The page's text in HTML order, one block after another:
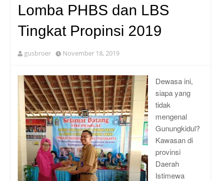
Lomba PHBS dan LBS
Tingkat Propinsi 2019
gusbroer November 18, 2019
Dewasa ini,
siapa yang
tidak
mengenal
Gunungkidul?
Kawasan di
provinsi
Daerah
Istimewa